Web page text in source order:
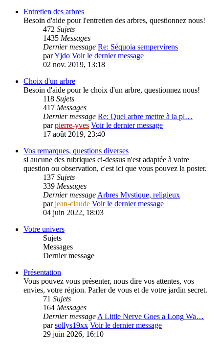
Entretien des arbres
Besoin d'aide pour l'entretien des arbres, questionnez nous!
472 Sujets
1435 Messages
Dernier message Re: Séquoia sempervirens
parYjdo Voir le dernier message
02 nov. 2019, 13:18
Choix d'un arbre
Besoin d'aide pour le choix d'un arbre, questionnez nous!
118 Sujets
417 Messages
Dernier message Re: Quel arbre mettre à la pl…
parpierre-yves Voir le dernier message
17 août 2019, 23:40
Vos remarques, questions diverses
si aucune des rubriques ci-dessus n'est adaptée à votre
question ou observation, c'est ici que vous pouvez la poster.
137 Sujets
339 Messages
Dernier message Arbres Mystique, religieux
parjean-claude Voir le dernier message
04 juin 2022, 18:03
Votre univers
Sujets
Messages
Dernier message
Présentation
Vous pouvez vous présenter, nous dire vos attentes, vos
envies, votre région. Parler de vous et de votre jardin secret.
71 Sujets
164 Messages
Dernier message A Little Nerve Goes a Long Wa…
parsollys19xx Voir le dernier message
29 juin 2026, 16:10